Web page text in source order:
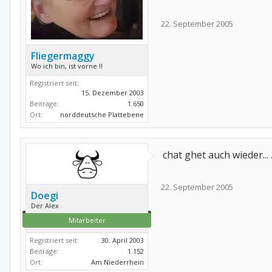
Fliegermaggy
Wo ich bin, ist vorne !!
Registriert seit:
15. Dezember 2003
Beiträge:
1.650
Ort:
norddeutsche Plattebene
22. September 2005
Doegi
Der Alex
Mitarbeiter
Registriert seit:
30. April 2003
Beiträge:
1.152
Ort:
Am Niederrhein
chat ghet auch wieder...
22. September 2005